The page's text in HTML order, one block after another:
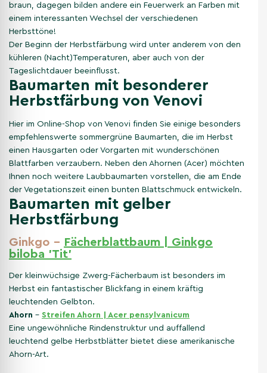
braun, dagegen bilden andere ein Feuerwerk an Farben mit
einem interessanten Wechsel der verschiedenen
Herbsttöne!
Der Beginn der Herbstfärbung wird unter anderem von den
kühleren (Nacht)Temperaturen, aber auch von der
Tageslichtdauer beeinflusst.
Baumarten mit besonderer
Herbstfärbung von Venovi
Hier im Online-Shop von Venovi finden Sie einige besonders
empfehlenswerte sommergrüne Baumarten, die im Herbst
einen Hausgarten oder Vorgarten mit wunderschönen
Blattfarben verzaubern. Neben den Ahornen (Acer) möchten
Ihnen noch weitere Laubbaumarten vorstellen, die am Ende
der Vegetationszeit einen bunten Blattschmuck entwickeln.
Baumarten mit gelber
Herbstfärbung
Ginkgo – Fächerblattbaum | Ginkgo
biloba 'Tit'
Der kleinwüchsige Zwerg-Fächerbaum ist besonders im
Herbst ein fantastischer Blickfang in einem kräftig
leuchtenden Gelbton.
Ahorn – Streifen Ahorn | Acer pensylvanicum
Eine ungewöhnliche Rindenstruktur und auffallend
leuchtend gelbe Herbstblätter bietet diese amerikanische
Ahorn-Art.